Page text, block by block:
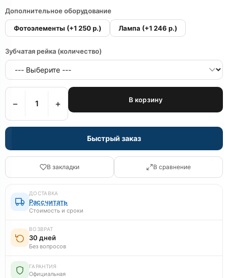
Дополнительное оборудование
Фотоэлементы (+1 250 р.) Лампа (+1 246 р.)
Зубчатая рейка (количество)
− + В корзину
Быстрый заказ
В закладки В сравнение
ДОСТАВКА
Рассчитать
Стоимость и сроки
ВОЗВРАТ
30 дней
Без вопросов
ГАРАНТИЯ
Официальная